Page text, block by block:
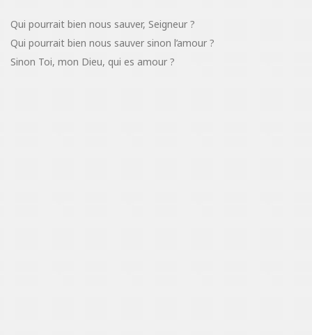
Qui pourrait bien nous sauver, Seigneur ?
Qui pourrait bien nous sauver sinon l’amour ?
Sinon Toi, mon Dieu, qui es amour ?